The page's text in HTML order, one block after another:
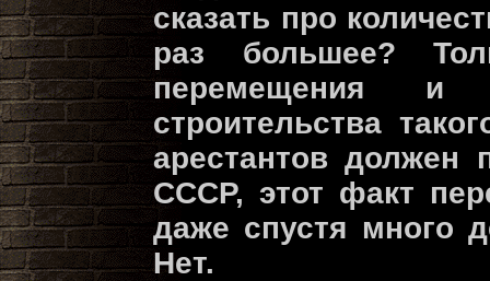
сказать про
раз большее?
перемещения и
строительства
арестантов должен
СССР, этот факт
даже спустя много
Нет.